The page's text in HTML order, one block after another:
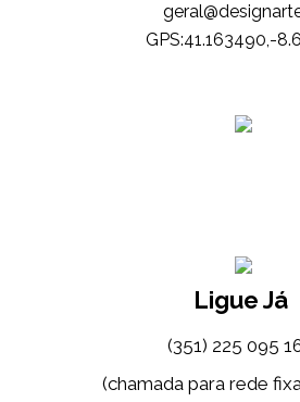
GPS:41.163490,-
Ligue Já
(351) 225 095
(chamada para rede